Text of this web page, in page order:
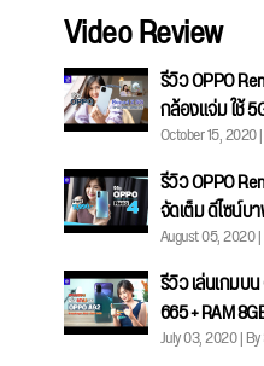
Video Review
รีวิว OPPO
กล้องแจ่ม ใช้
October 15, 2020
รีวิว OPPO
จัดเต็ม ดีไซน์บ
August 05, 2020
รีวิว เล่นเกมบ
665 + RAM
July 03, 2020 |